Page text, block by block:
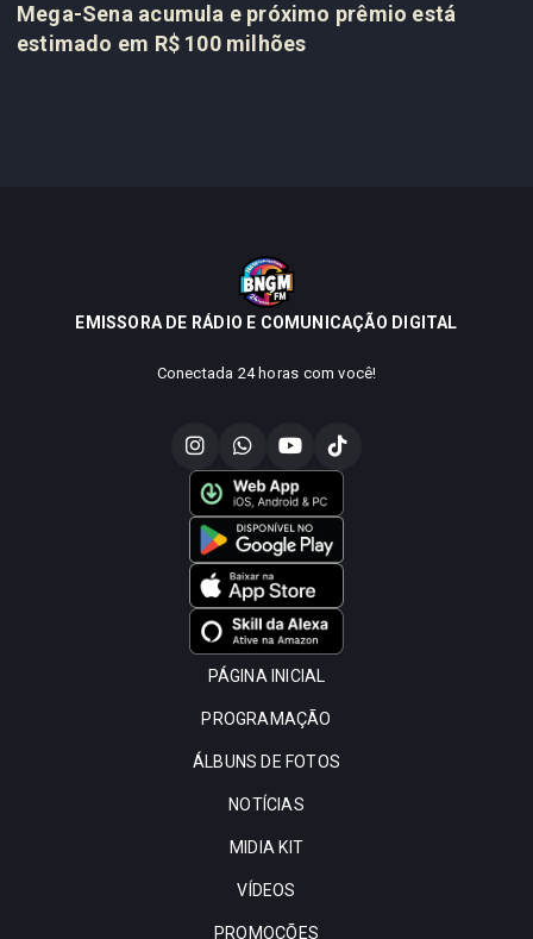
Mega-Sena acumula e próximo prêmio está
estimado em R$ 100 milhões
EMISSORA DE RÁDIO E COMUNICAÇÃO DIGITAL
Conectada 24 horas com você!
PÁGINA INICIAL
PROGRAMAÇÃO
ÁLBUNS DE FOTOS
NOTÍCIAS
MIDIA KIT
VÍDEOS
PROMOÇÕES